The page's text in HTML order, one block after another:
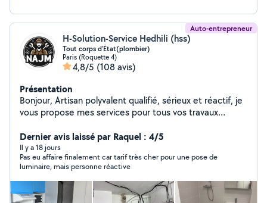
Auto-entrepreneur
H-Solution-Service Hedhili (hss)
Tout corps d'État(plombier)
Paris (Roquette 4)
4,8/5 (108 avis)
Présentation
Bonjour, Artisan polyvalent qualifié, sérieux et réactif, je
vous propose mes services pour tous vos travaux
un haut niveau de qualité et de finition. Plomberie &
installation sanitaire Installation, remplacement et
dépannage de WC, éviers, lavabos, robinetterie, parois
et receveurs de douche. Intervention rapide en cas de
fuite ou panne urgente. Installation électrique &
dépannage Petits travaux électriques, installations,
Dernier avis laissé par Raquel : 4/5
Il y a 18 jours
Pas eu affaire finalement car tarif très cher pour une pose de
luminaire, mais personne réactive